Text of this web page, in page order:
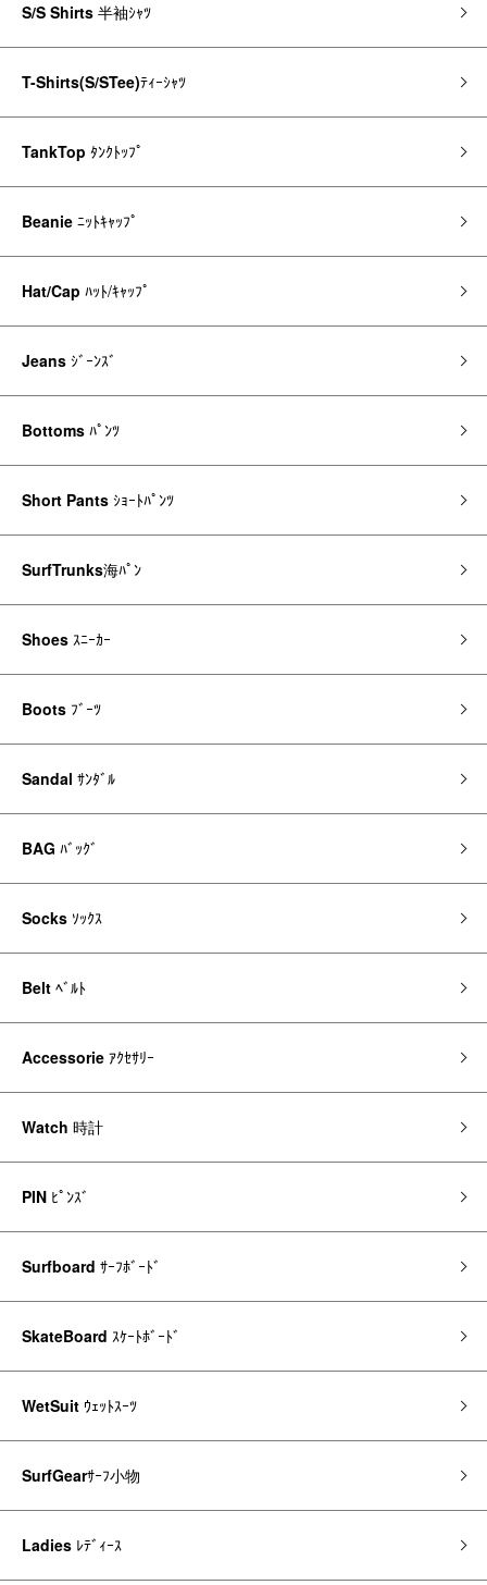
S/S Shirts 半袖ｼｬﾂ
T-Shirts(S/STee)ﾃｨｰｼｬﾂ
TankTop ﾀﾝｸﾄｯﾌﾟ
Beanie ﾆｯﾄｷｬｯﾌﾟ
Hat/Cap ﾊｯﾄ/ｷｬｯﾌﾟ
Jeans ｼﾞｰﾝｽﾞ
Bottoms ﾊﾟﾝﾂ
Short Pants ｼｮｰﾄﾊﾟﾝﾂ
SurfTrunks海ﾊﾟﾝ
Shoes ｽﾆｰｶｰ
Boots ﾌﾞｰﾂ
Sandal ｻﾝﾀﾞﾙ
BAG ﾊﾞｯｸﾞ
Socks ｿｯｸｽ
Belt ﾍﾞﾙﾄ
Accessorie ｱｸｾｻﾘｰ
Watch 時計
PIN ﾋﾟﾝｽﾞ
Surfboard ｻｰﾌﾎﾞｰﾄﾞ
SkateBoard ｽｹｰﾄﾎﾞｰﾄﾞ
WetSuit ｳｪｯﾄｽｰﾂ
SurfGearｻｰﾌ小物
Ladies ﾚﾃﾞｨｰｽ